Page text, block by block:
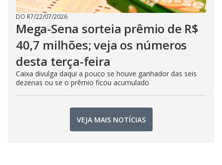
DO R7/22/07/2026
Mega-Sena sorteia prêmio de R$
40,7 milhões; veja os números
desta terça-feira
Caixa divulga daqui a pouco se houve ganhador das seis
dezenas ou se o prêmio ficou acumulado
VEJA MAIS NOTÍCIAS